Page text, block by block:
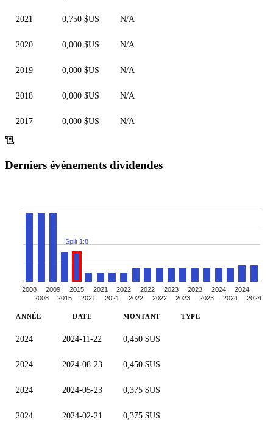
2021 0,750 $US N/A
2020 0,000 $US N/A
2019 0,000 $US N/A
2018 0,000 $US N/A
2017 0,000 $US N/A
Derniers événements dividendes
2008
2008
2009
2015
2015
2021
2021
2021
2022
2022
2022
2022
2023
2023
2023
2023
2024
2024
2024
2024
Split 1:8
ANNÉE DATE MONTANT TYPE
2024 2024-11-22 0,450 $US
2024 2024-08-23 0,450 $US
2024 2024-05-23 0,375 $US
2024 2024-02-21 0,375 $US